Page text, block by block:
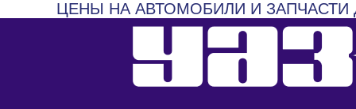
ЦЕНЫ НА АВТОМОБИЛИ И